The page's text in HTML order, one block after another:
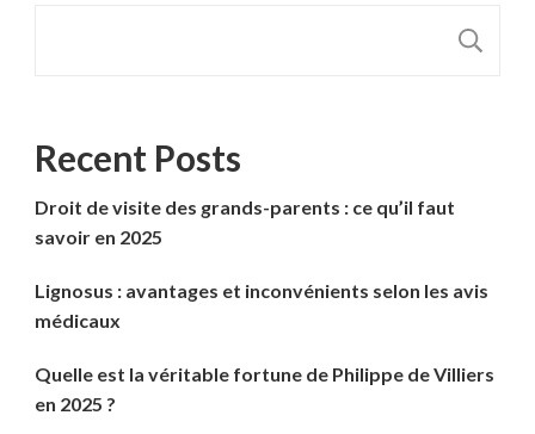
Recent Posts
Droit de visite des grands-parents : ce qu’il faut
savoir en 2025
Lignosus : avantages et inconvénients selon les avis
médicaux
Quelle est la véritable fortune de Philippe de Villiers
en 2025 ?